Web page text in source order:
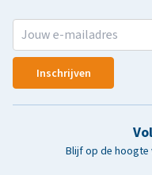
Inschrijven
Blijf op de hoogte